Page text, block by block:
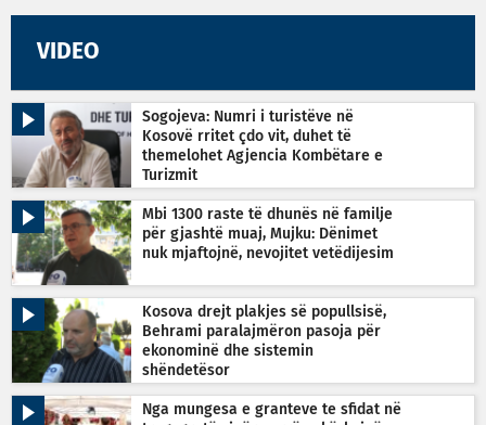
VIDEO
Sogojeva: Numri i turistëve në
Kosovë rritet çdo vit, duhet të
themelohet Agjencia Kombëtare e
Turizmit
Mbi 1300 raste të dhunës në familje
për gjashtë muaj, Mujku: Dënimet
nuk mjaftojnë, nevojitet vetëdijesim
Kosova drejt plakjes së popullsisë,
Behrami paralajmëron pasoja për
ekonominë dhe sistemin
shëndetësor
Nga mungesa e granteve te sfidat në